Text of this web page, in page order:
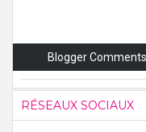
Blogger Comments
RÉSEAUX SOCIAUX